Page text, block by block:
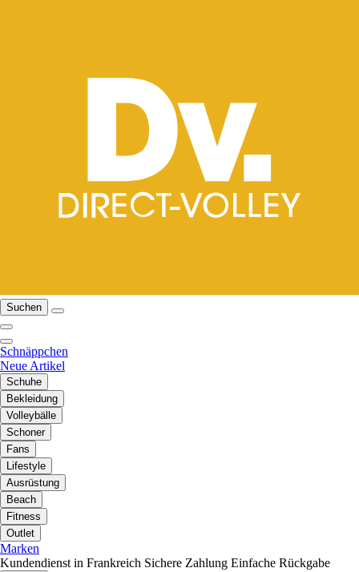
Suchen
Schnäppchen
Neue Artikel
Schuhe
Bekleidung
Volleybälle
Schoner
Fans
Lifestyle
Ausrüstung
Beach
Fitness
Outlet
Marken
Kundendienst in Frankreich Sichere Zahlung Einfache Rückgabe